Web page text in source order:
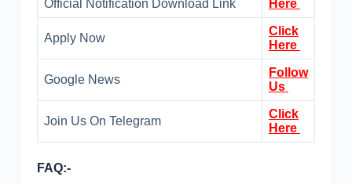
Official Notification Download Link Here
Apply Now
Click
Here
Google News
Follow
Us
Join Us On Telegram
Click
Here
FAQ:-